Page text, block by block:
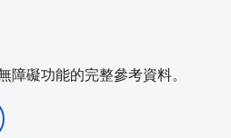
礙功能的完整參考資料。